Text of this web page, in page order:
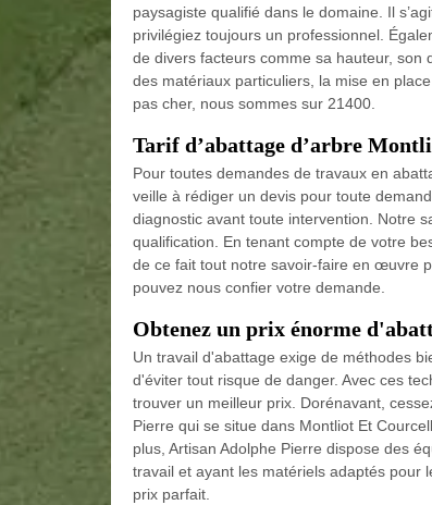
paysagiste qualifié dans le domaine. Il
privilégiez toujours un professionnel.
de divers facteurs comme sa hauteur, son
des matériaux particuliers, la mise en
pas cher, nous sommes sur 21400.
Tarif d’abattage d’arbre
Pour toutes demandes de travaux en
veille à rédiger un devis pour toute
diagnostic avant toute intervention. Notre
qualification. En tenant compte de votre
de ce fait tout notre savoir-faire en œuvre
pouvez nous confier votre demande.
Obtenez un prix énorme
Un travail d'abattage exige de méthodes
d'éviter tout risque de danger. Avec ces
trouver un meilleur prix. Dorénavant,
Pierre qui se situe dans Montliot Et
plus, Artisan Adolphe Pierre dispose des
travail et ayant les matériels adaptés pour
prix parfait.